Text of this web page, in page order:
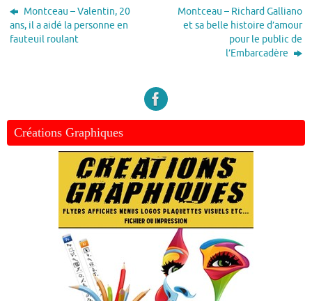
Montceau – Valentin, 20
ans, il a aidé la personne en
fauteuil roulant
Montceau – Richard Galliano
et sa belle histoire d’amour
pour le public de
l’Embarcadère
Créations Graphiques